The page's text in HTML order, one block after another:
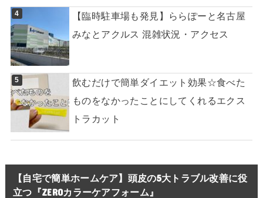
【臨時駐車場も発見】ららぽーと名古屋
みなとアクルス 混雑状況・アクセス
飲むだけで簡単ダイエット効果☆食べた
ものをなかったことにしてくれるエクス
トラカット
【自宅で簡単ホームケア】頭皮の5大トラブル改善に役
立つ『ZEROカラーケアフォーム』